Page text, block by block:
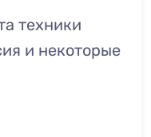
техники
и некоторые